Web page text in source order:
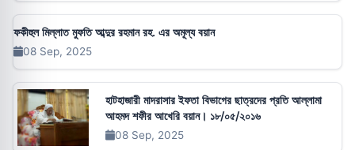
ফকীহুল মিল্লাত মুফতি আব্দুর রহমান রহ. এর অমূল্য বয়ান
08 Sep, 2025
হাটহাজারী মাদরাসার ইফতা বিভাগের ছাত্রদের প্রতি আল্লামা
আহমদ শফীর আখেরি বয়ান। ১৮/০৫/২০১৬
08 Sep, 2025